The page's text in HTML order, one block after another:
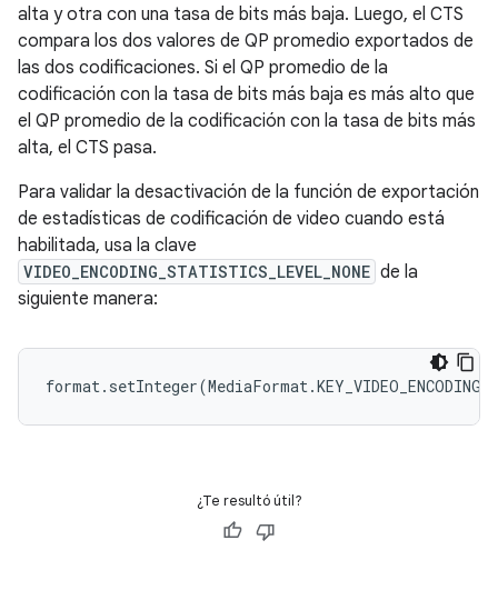
alta y otra con una tasa de bits más baja. Luego, el CTS
compara los dos valores de QP promedio exportados de
las dos codificaciones. Si el QP promedio de la
codificación con la tasa de bits más baja es más alto que
el QP promedio de la codificación con la tasa de bits más
alta, el CTS pasa.
Para validar la desactivación de la función de exportación
de estadísticas de codificación de video cuando está
habilitada, usa la clave
VIDEO_ENCODING_STATISTICS_LEVEL_NONE de la
siguiente manera:
¿Te resultó útil?